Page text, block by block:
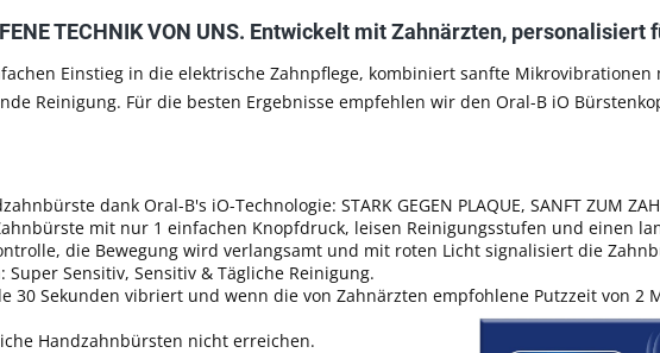
TECHNIK VON UNS. Entwickelt mit Zahnärzten, personalisiert
Einstieg in die elektrische Zahnpflege, kombiniert sanfte Mikrovibrationen
Reinigung. Für die besten Ergebnisse empfehlen wir den Oral-B iO
dank Oral-B's iO-Technologie: STARK GEGEN PLAQUE, SANFT ZUM
mit nur 1 einfachen Knopfdruck, leisen Reinigungsstufen und einen
die Bewegung wird verlangsamt und mit roten Licht signalisiert die
Sensitiv, Sensitiv & Tägliche Reinigung.
30 Sekunden vibriert und wenn die von Zahnärzten empfohlene Putzzeit von 2
Handzahnbürsten nicht erreichen.